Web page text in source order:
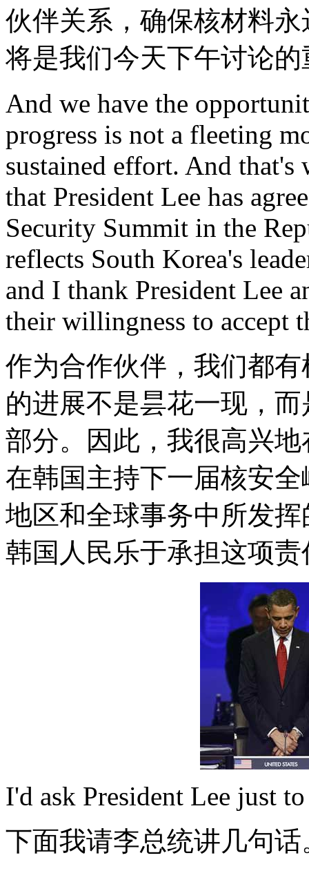
伙伴关系，确保核材料
将是我们今天下午讨论的
And we have the
progress is not a fleeting
sustained effort. And that's
that President Lee has
Security Summit in the
reflects South Korea's
and I thank President Lee
their willingness to accept
作为合作伙伴，我们都
的进展不是昙花一现，
部分。因此，我很高兴
在韩国主持下一届核安
地区和全球事务中所发
韩国人民乐于承担这项责
I'd ask President Lee just
下面我请李总统讲几句话